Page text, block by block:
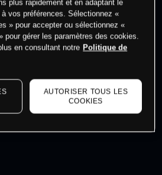
market data
plus rapidement et en adaptant le
vos préférences. Sélectionnez «
» pour accepter ou sélectionnez «
pour gérer les paramètres des cookies.
en consultant notre Politique de
AUTORISER TOUS LES
COOKIES